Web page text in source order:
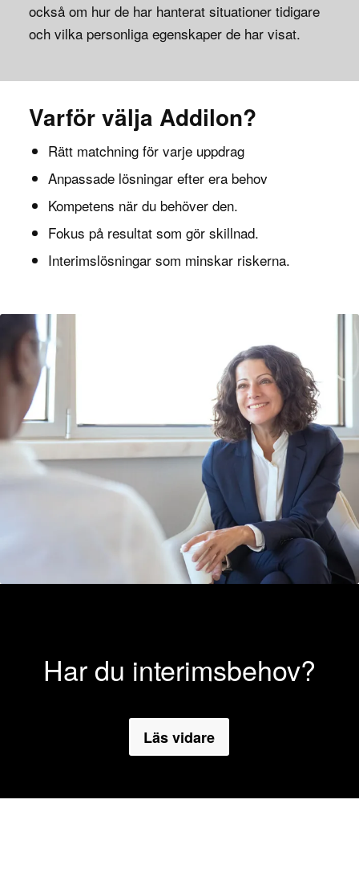
också om hur de har hanterat situationer tidigare
och vilka personliga egenskaper de har visat.
Varför välja Addilon?
Rätt matchning för varje uppdrag
Anpassade lösningar efter era behov
Kompetens när du behöver den.
Fokus på resultat som gör skillnad.
Interimslösningar som minskar riskerna.
Har du interimsbehov?
Läs vidare